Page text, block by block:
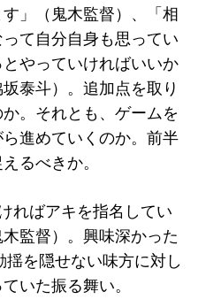
」（鬼木監督）、「相
て自分自身も思ってい
やっていければいいか
泰斗）。追加点を取り
。それとも、ゲームを
進めていくのか。前半
るべきか。
ればアキを指名してい
監督）。興味深かった
揺を隠せない味方に対し
いた振る舞い。